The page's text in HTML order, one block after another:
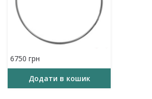
6750 грн
Додати в кошик